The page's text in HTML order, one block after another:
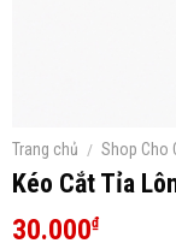
Trang chủ / Shop Cho
Kéo Cắt Tỉa
30.000₫